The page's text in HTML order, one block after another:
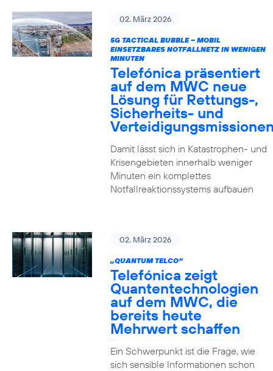
02. März 2026
5G TACTICAL BUBBLE – MOBIL
EINSETZBARES NOTFALLNETZ IN WENIGEN
MINUTEN
Telefónica präsentiert
auf dem MWC neue
Lösung für Rettungs-,
Sicherheits- und
Damit lässt sich in Katastrophen- und
Krisengebieten innerhalb weniger
Minuten ein komplettes
Notfallreaktionssystems aufbauen
02. März 2026
„QUANTUM TELCO“
Telefónica zeigt
Quanten­technologien
auf dem MWC, die
bereits heute
Mehrwert schaffen
Ein Schwerpunkt ist die Frage, wie
sich sensible Informationen schon